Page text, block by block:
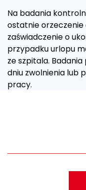
Na badania
ostatnie
zaświadczenie o
przypadku urlopu
ze szpitala.
dniu zwolnienia lub
pracy.